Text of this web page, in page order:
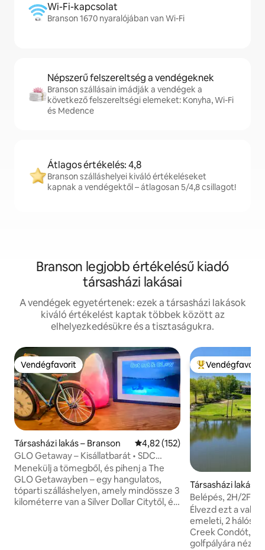
Wi-Fi-kapcsolat
Branson 1670 nyaralójában van Wi-Fi
Népszerű felszereltség a vendégeknek
Branson szállásain imádják a vendégek a
következő felszereltségi elemeket: Konyha, Wi-Fi
és Medence
Átlagos értékelés: 4,8
Branson szálláshelyei kiváló értékeléseket
kapnak a vendégektől – átlagosan 5/4,8 csillagot!
Branson legjobb értékelésű kiadó
társasházi lakásai
A vendégek egyetértenek: ezek a társasházi lakások
kiváló értékelést kaptak többek között az
elhelyezkedésükre és a tisztaságukra.
Vendégfavorit
Vendégfavorit
Társasházi lakás – Branson Átlagos értékelés: 5/4,82, 152
4,82 (152)
GLO Getaway – Kisállatbarát • SDC
közelében • Lakóhely a tónál
​Menekülj a tömegből, és pihenj a The
GLO Getawayben – egy hangulatos,
tóparti szálláshelyen, amely mindössze 3
kilométerre van a Silver Dollar Citytől, és
Kiemelt
Vendégfavorit
Társasházi lakás –
Belépés, 2H/2F
és a golfpályára
Élvezd ezt a
emeleti, 2
Creek Condót,
golfpályára néző,